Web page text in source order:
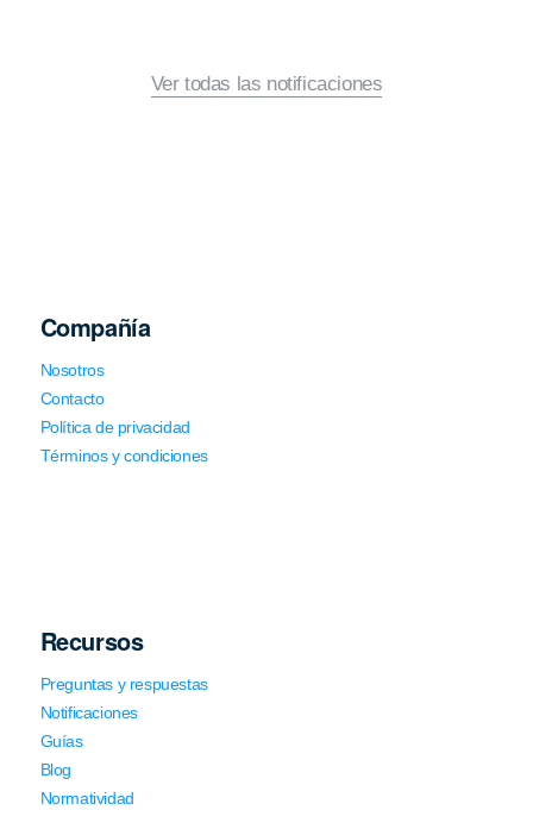
Ver todas las notificaciones
Compañía
Nosotros
Contacto
Política de privacidad
Términos y condiciones
Recursos
Preguntas y respuestas
Notificaciones
Guías
Blog
Normatividad